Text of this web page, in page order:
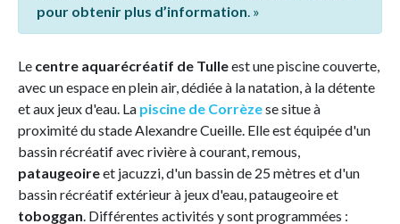
pour obtenir plus d’information. »
Le centre aquarécréatif de Tulleest une piscine couverte,
avec un espace en plein air, dédiée à la natation, à la détente
et aux jeux d'eau. La piscine de Corrèzese situe à
proximité du stade Alexandre Cueille. Elle est équipée d'un
bassin récréatif avec rivière à courant, remous,
pataugeoireet jacuzzi, d'un bassin de 25 mètres et d'un
bassin récréatif extérieur à jeux d'eau, pataugeoire et
toboggan. Différentes activités y sont programmées :